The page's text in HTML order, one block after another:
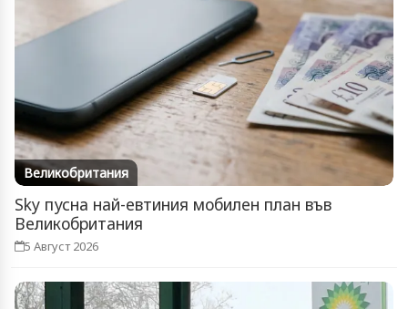
Великобритания
Sky пусна най-евтиния мобилен план във
Великобритания
5 Август 2026